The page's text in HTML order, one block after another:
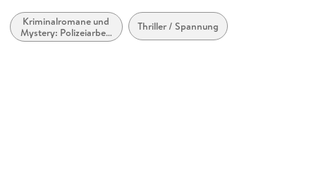
Verlag/Hersteller
Ashera Verlag
Kriminalromane und
Mystery: Polizeiarbeit
& Forensik
Thriller / Spannung